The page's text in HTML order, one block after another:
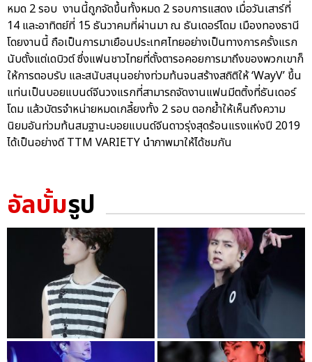
หมด 2 รอบ งานนี้ถูกจัดขึ้นทั้งหมด 2 รอบการแสดง เมื่อวันเสาร์ที่
14 และอาทิตย์ที่ 15 ธันวาคมที่ผ่านมา ณ ธันเดอร์โดม เมืองทองธานี
โดยงานนี้ ถือเป็นการมาเยือนประเทศไทยอย่างเป็นทางการครั้งแรก
นับตั้งแต่เดบิวต์ ซึ่งแฟนชาวไทยที่ตั้งตารอคอยการมาถึงของพวกเขาก็
ให้การตอบรับ และสนับสนุนอย่างท่วมท้นจนสร้างสถิติให้ ‘WayV’ ขึ้น
แท่นเป็นบอยแบนด์จีนวงแรกที่สามารถจัดงานแฟนมีตติ้งที่ธันเดอร์
โดม แล้วบัตรจำหน่ายหมดเกลี้ยงทั้ง 2 รอบ ตอกย้ำให้เห็นถึงความ
นิยมอันท่วมท้นสมฐานะบอยแบนด์จีนดาวรุ่งสุดร้อนแรงแห่งปี 2019
ได้เป็นอย่างดี TTM VARIETY นำภาพมาให้ได้ชมกัน
อัลบั้มรูป